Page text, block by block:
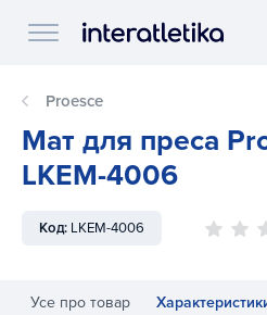
Proesce
Мат для преса
LKEM-4006
Код: LKEM-4006
Усе про товар